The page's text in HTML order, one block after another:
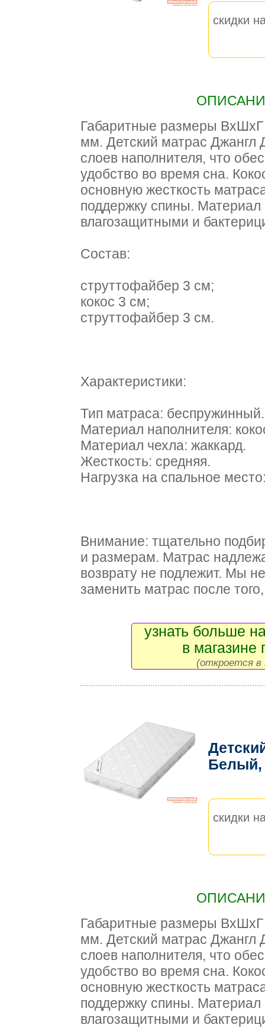
скидки
Габаритные размеры
мм. Детский матрас Джангл
слоев наполнителя, что
удобство во время сна.
основную жесткость
поддержку спины.
влагозащитными и
Состав:
cтруттофайбер 3 см;
кокос 3 см;
cтруттофайбер 3 см.
Характеристики:
Тип матраса: беспружинный.
Материал наполнителя:
Материал чехла: жаккард.
Жесткость: средняя.
Нагрузка на спальное место:
Внимание: тщательно
и размерам. Матрас
возврату не подлежит. Мы
заменить матрас после
узнать больше
в магазине
(откроется в
Белый,
скидки
Габаритные размеры
мм. Детский матрас Джангл
слоев наполнителя, что
удобство во время сна.
основную жесткость
поддержку спины.
влагозащитными и